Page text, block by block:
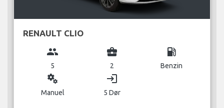
RENAULT CLIO
group
5
business_center
2
local_gas_station
Benzin
miscellaneous_services
Manuel
login
5 Dør